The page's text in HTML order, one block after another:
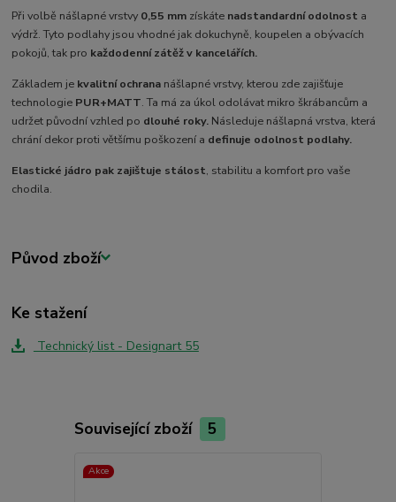
Při volbě nášlapné vrstvy 0,55 mm získáte nadstandardní odolnost a
výdrž. Tyto podlahy jsou vhodné jak dokuchyně, koupelen a obývacích
pokojů, tak pro každodenní zátěž v kancelářích.
Základem je kvalitní ochrana nášlapné vrstvy, kterou zde zajišťuje
technologie PUR+MATT. Ta má za úkol odolávat mikro škrábancům a
udržet původní vzhled po dlouhé roky. Následuje nášlapná vrstva, která
chrání dekor proti většímu poškození a definuje odolnost podlahy.
Elastické jádro pak zajištuje stálost, stabilitu a komfort pro vaše
chodila.
Původ zboží
Ke stažení
Technický list - Designart 55
Související zboží 5
Akce